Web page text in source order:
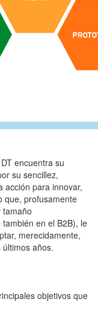
encuentra su
su sencillez,
acción para innovar,
que, profusamente
tamaño
en el B2B), le
merecidamente,
años.
objetivos que